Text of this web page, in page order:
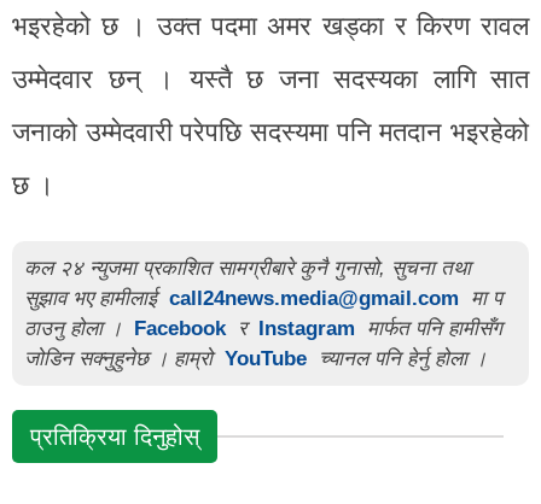
भइरहेको छ । उक्त पदमा अमर खड्का र किरण रावल
उम्मेदवार छन् । यस्तै छ जना सदस्यका लागि सात
जनाको उम्मेदवारी परेपछि सदस्यमा पनि मतदान भइरहेको
छ ।
कल २४ न्युजमा प्रकाशित सामग्रीबारे कुनै गुनासो, सुचना तथा
सुझाव भए हामीलाई call24news.media@gmail.com
मा प
ठाउनु होला ।
Facebook र Instagram
मार्फत पनि हामीसँग
जोडिन सक्नुहुनेछ । हाम्रो YouTube च्यानल पनि हेर्नु होला ।
प्रतिक्रिया दिनुहोस्